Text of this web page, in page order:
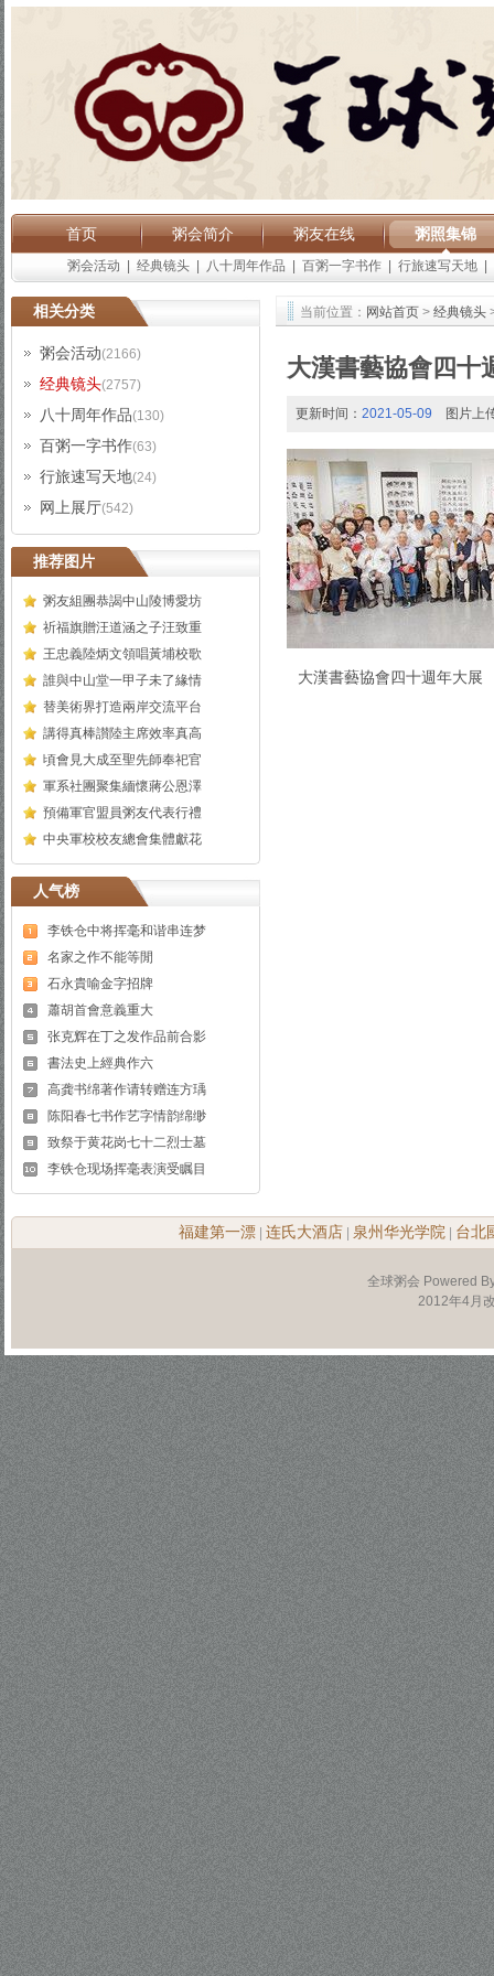
首页 粥会简介 粥友在线 粥照集锦
粥会活动 经典镜头 八十周年作品 百粥一字书作 行旅速写天地
相关分类
粥会活动(2166)
经典镜头(2757)
八十周年作品(130)
百粥一字书作(63)
行旅速写天地(24)
网上展厅(542)
推荐图片
粥友組團恭謁中山陵博愛坊
祈福旗贈汪道涵之子汪致重
王忠義陸炳文領唱黃埔校歌
誰與中山堂一甲子未了緣情
替美術界打造兩岸交流平台
講得真棒讃陸主席效率真高
頃會見大成至聖先師奉祀官
軍系社團聚集緬懷蔣公恩澤
預備軍官盟員粥友代表行禮
中央軍校校友總會集體獻花
人气榜
李铁仓中将挥毫和谐串连梦
名家之作不能等閒
石永貴喻金字招牌
蕭胡首會意義重大
张克辉在丁之发作品前合影
書法史上經典作六
高龚书绵著作请转赠连方瑀
陈阳春七书作艺字情韵绵缈
致祭于黄花岗七十二烈士墓
李铁仓现场挥毫表演受瞩目
当前位置： 网站首页 > 经典镜头
大漢書藝協會四十
更新时间： 2021-05-09 图片上
大漢書藝協會四十週年大展
福建第一漂 连氏大酒店 泉州华光学院 台北
全球粥会 Powered
2012年4月